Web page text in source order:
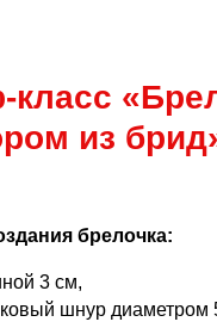
класс
из
брелочка:
3 см,
шнур диаметром